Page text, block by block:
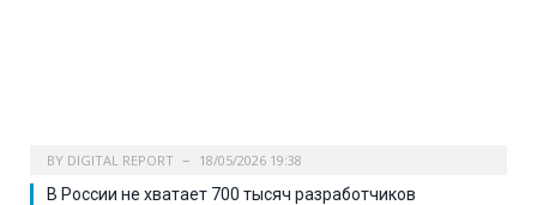
BY DIGITAL REPORT 18/05/2026 19:38
В России не хватает 700 тысяч разработчиков